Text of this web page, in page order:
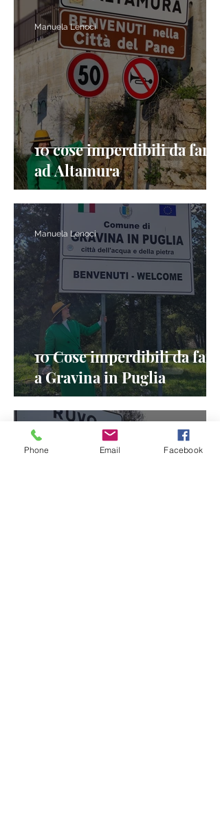
10 cose imperdibili da fare
ad Altamura
Manuela Lenoci
10 Cose imperdibili da fare
a Gravina in Puglia
Manuela Lenoci
Manuela Lenoci
Phone Email Facebook